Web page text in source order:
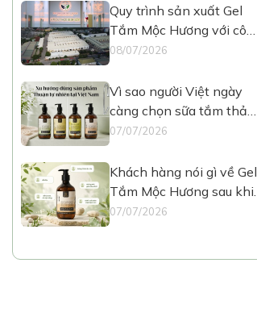
Quy trình sản xuất Gel
Tắm Mộc Hương với công
nghệ hiện đại
08/07/2026
Vì sao người Việt ngày
càng chọn sữa tắm thảo
mộc như Mộc Hương?
07/07/2026
Khách hàng nói gì về Gel
Tắm Mộc Hương sau khi
dùng thực tế?
07/07/2026